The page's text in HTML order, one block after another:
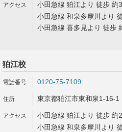
小田急線 狛江より 徒歩 約
小田急線 和泉多摩川より
小田急線 喜多見より 徒歩
狛江校
0120-75-7109
東京都狛江市東和泉1-16-1
小田急線 狛江より 徒歩 約
小田急線 和泉多摩川より